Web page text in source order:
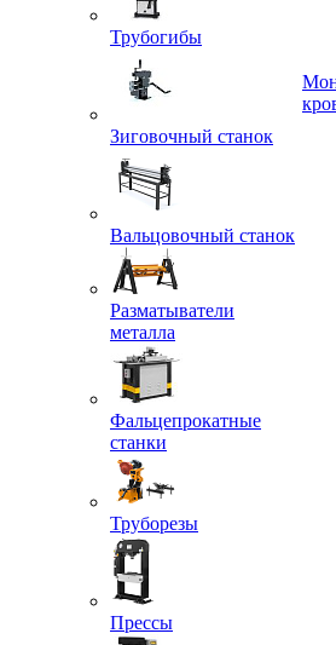
Трубогибы
Зиговочный станок
Вальцовочный станок
Разматыватели
металла
Фальцепрокатные
станки
Труборезы
Прессы